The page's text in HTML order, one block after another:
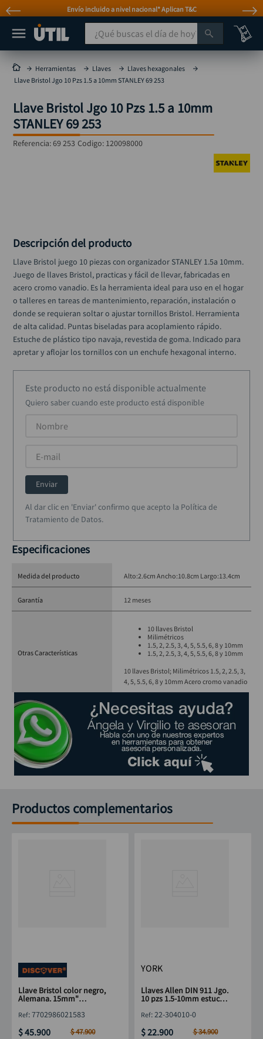
Envío incluido a nivel nacional* Aplican T&C
¿Qué buscas el día de hoy?
Herramientas Llaves
Llaves hexagonales
Llave Bristol Jgo 10 Pzs 1.5 a 10mm STANLEY 69 253
Llave Bristol Jgo 10 Pzs 1.5 a 10mm
STANLEY 69 253
Referencia:69 253 Codigo: 120098000
Descripción del producto
Llave Bristol juego 10 piezas con organizador STANLEY 1.5a 10mm.
Juego de llaves Bristol, practicas y fácil de llevar, fabricadas en
acero cromo vanadio. Es la herramienta ideal para uso en el hogar
o talleres en tareas de mantenimiento, reparación, instalación o
donde se requieran soltar o ajustar tornillos Bristol. Herramienta
de alta calidad. Puntas biseladas para acoplamiento rápido.
Estuche de plástico tipo navaja, revestida de goma. Indicado para
apretar y aflojar los tornillos con un enchufe hexagonal interno.
Este producto no está disponible actualmente
Quiero saber cuando este producto está disponible
Enviar
Al dar clic en 'Enviar' confirmo que acepto la Política de
Tratamiento de Datos.
Especificaciones
Medida del producto Alto:2.6cm Ancho:10.8cm Largo:13.4cm
Garantía 12 meses
Otras Características
10 llaves Bristol
Milimétricos
1.5, 2, 2.5, 3, 4, 5, 5.5, 6, 8 y 10mm
1.5, 2, 2.5, 3, 4, 5, 5.5, 6, 8 y 10mm
10 llaves Bristol; Milimétricos 1.5, 2, 2.5, 3,
4, 5, 5.5, 6, 8 y 10mm Acero cromo vanadio
Productos complementarios
Llave Bristol color negro,
Alemana. 15mm"
:7702986021583
$45.900 $47.900
YORK
Llaves Allen DIN 911 Jgo.
10 pzs 1.5-10mm estuche
:22-304010-0
$22.900 $34.900
MÁS BUSCADOS
taladro
taladros pulidoras
compresor
llave
rueda
alicate